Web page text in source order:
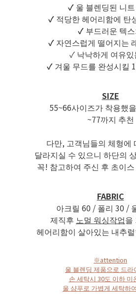
✓ 울 블렌딩된 니
✓ 적당한 헤어리함에 탄
✓ 부드러운 텍
✓ 자연스럽게 떨어지는
✓ 낙낙하게 여유있
✓ 겨울 무드를 완성시킬
SIZE
55~66사이즈가 착용했
~77까지 추천
다만, 고객님들의 체형에
달라지실 수 있으니 하단의
꼭! 참고하여 주신 후 초이
FABRIC
아크릴 60 / 폴리 30 /
제직후 노멀 워싱작업을
헤어리함이 살아있는 내추
※attention
울 블렌딩 제품으로 드라
손 세탁시 30도 이하 미
울 샴푸로 가볍게 세탁하